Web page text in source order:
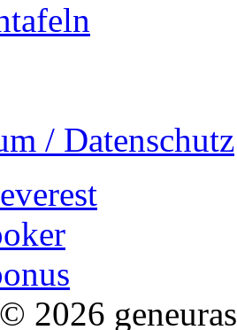
/ Datenschutz
2026